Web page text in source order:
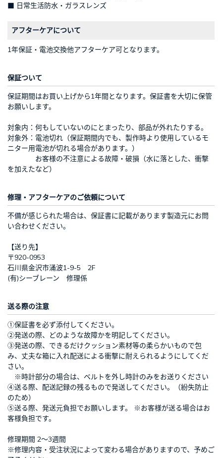
■ 日常生活防水・ガラスレンズ
アフターケアについて
1年保証・電池交換他アフターケア可となります。
保証ついて
保証期間はお買い上げから1年間となります。保証書を大切に保管
お願いします。
対象内：何もしていないのにとまったり、部品が外れたりする。
対象外：電池切れ（保証期間内でも、製作時より使用しているモ
ニター用電池が切れる場合があります。）
お客様の不注意による故障・破損（水に落とした、衝撃
を加えたなど）
修理・アフターケアのご依頼について
不備が感じられた場合は、保証書に記載があります製造元にお問
い合わせください。
【送り先】
〒920-0953
石川県金沢市涌波1-9-5 2F
(有)シーブレーン 修理係
送る際の注意
①保証書を必ず添付してください。
②発送の際、どのような故障かを明記してください。
③発送の際、できるだけクッション素材等の柔らかいもので包
み、丈夫な箱に入れ配送による衝撃に耐えられるようにしてくだ
さい。
※時計部分の場合は、ベルトを外し時計のみをお送りください
④送る際、配送記録の残るもので発送してください。（紛失防止
のため）
⑤送る際、発送元負担でお願いします。 ※お客様が送る場合はお
客様負担です。
修理期間 2～3週間
※修理内容・受注状況によって変わる場合がありますので、予めご